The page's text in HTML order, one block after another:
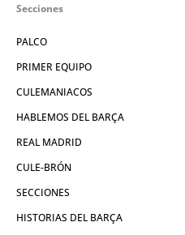
Secciones
PALCO
PRIMER EQUIPO
CULEMANIACOS
HABLEMOS DEL BARÇA
REAL MADRID
CULE-BRÓN
SECCIONES
HISTORIAS DEL BARÇA